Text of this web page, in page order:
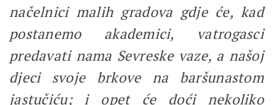
načelnici malih gradova gdje će, kad
postanemo akademici, vatrogasci
predavati nama Sevreske vaze, a našoj
djeci svoje brkove na baršunastom
jastučiću; i opet će doći nekoliko